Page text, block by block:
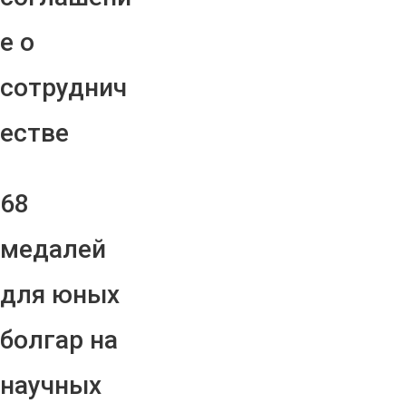
е о
сотруднич
естве
68
медалей
для юных
болгар на
научных